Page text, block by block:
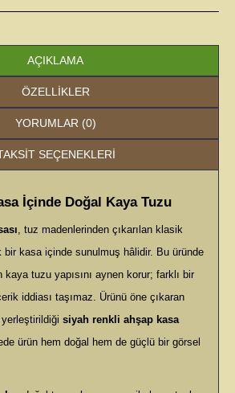
AÇIKLAMA
ÖZELLIKLER
YORUMLAR (0)
SEÇENEKLERI
İçinde Doğal Kaya Tuzu
, tuz madenlerinden çıkarılan klasik
kasa içinde sunulmuş hâlidir. Bu üründe
tuzu yapısını aynen korur; farklı bir
iddiası taşımaz. Ürünü öne çıkaran
siyah renkli ahşap kasa
ürün hem doğal hem de güçlü bir görsel